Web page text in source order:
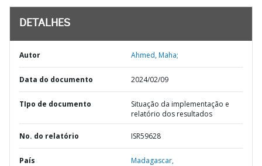
DETALHES
Autor Ahmed, Maha;
Data do documento 2024/02/09
TIpo de documento
Situação da implementação e
relatório dos resultados
No. do relatório ISR59628
País Madagascar,